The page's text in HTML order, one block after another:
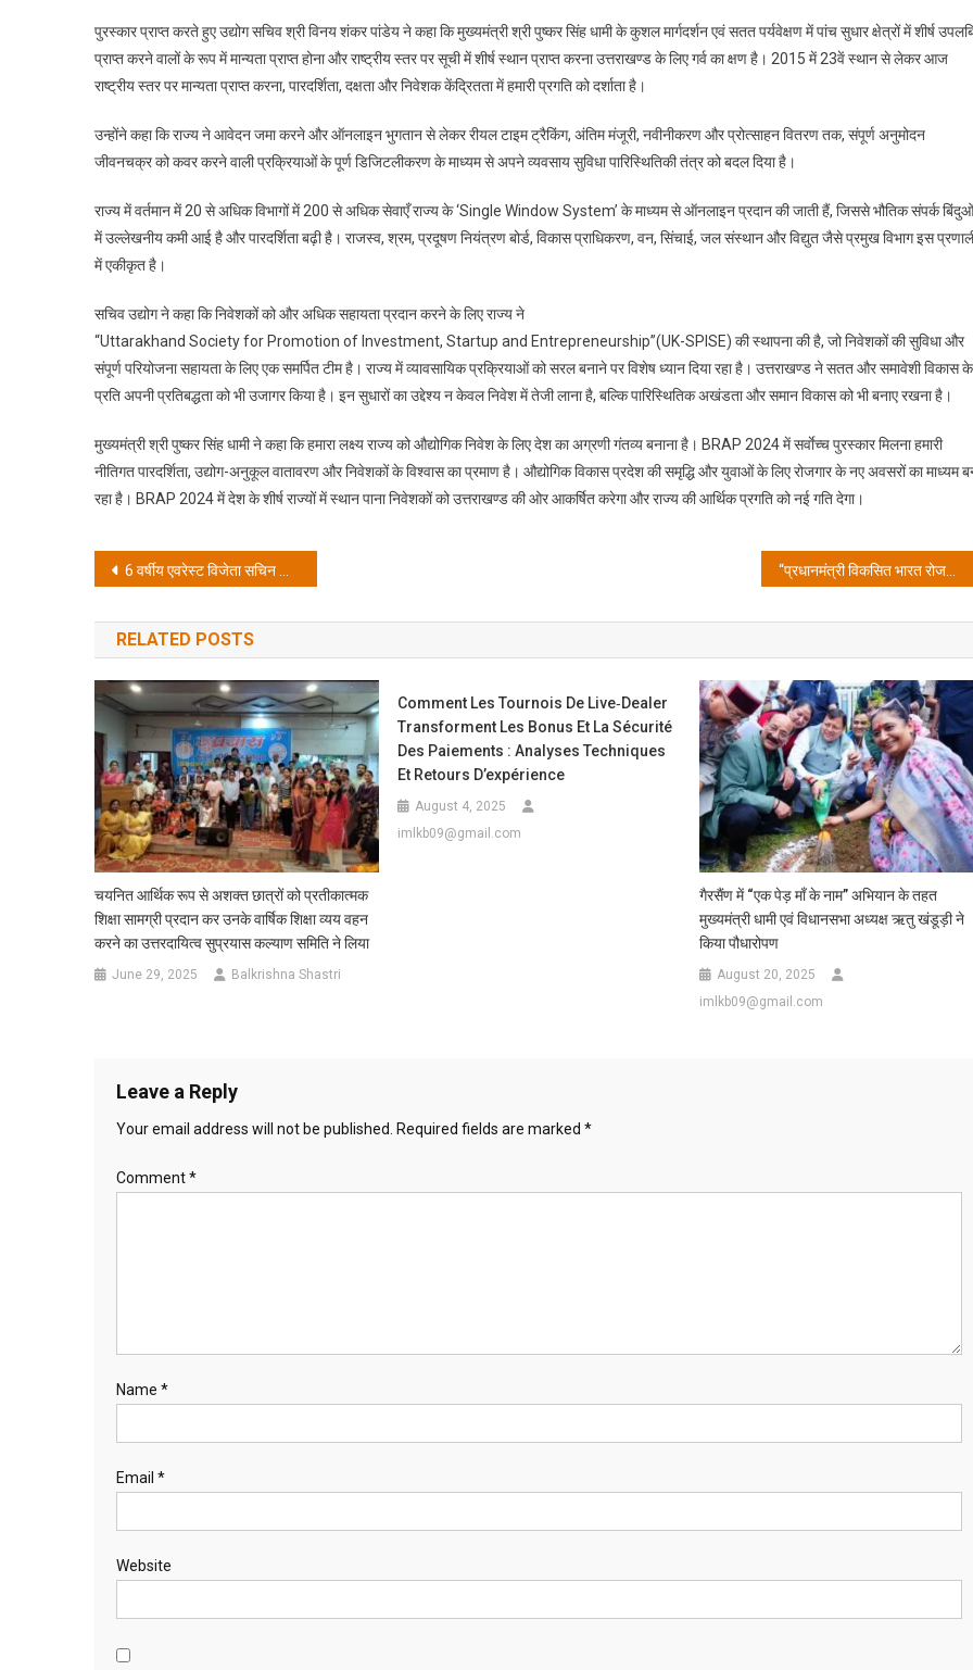
व्यवसाय
सुगमता
में
5
सुधार
में
सम्मानित।
पुरस्कार प्राप्त करते हुए उद्योग सचिव श्री विनय शंकर पांडेय ने कहा कि मुख्यमंत्री श्री पुष्कर सिंह धामी के कुशल मार्गदर्शन एवं सतत पर्यवेक्षण में पांच सुधार क्षेत्रों में शीर्ष
प्राप्त करने वालों के रूप में मान्यता प्राप्त होना और राष्ट्रीय स्तर पर सूची में शीर्ष स्थान प्राप्त करना उत्तराखण्ड के लिए गर्व का क्षण है। 2015 में 23वें स्थान से लेकर आज
राष्ट्रीय स्तर पर मान्यता प्राप्त करना, पारदर्शिता, दक्षता और निवेशक केंद्रितता में हमारी प्रगति को दर्शाता है।
उन्होंने कहा कि राज्य ने आवेदन जमा करने और ऑनलाइन भुगतान से लेकर रीयल टाइम ट्रैकिंग, अंतिम मंजूरी, नवीनीकरण और प्रोत्साहन वितरण तक, संपूर्ण अनुमोदन
जीवनचक्र को कवर करने वाली प्रक्रियाओं के पूर्ण डिजिटलीकरण के माध्यम से अपने व्यवसाय सुविधा पारिस्थितिकी तंत्र को बदल दिया है।
राज्य में वर्तमान में 20 से अधिक विभागों में 200 से अधिक सेवाएँ राज्य के ‘Single Window System’ के माध्यम से ऑनलाइन प्रदान की जाती हैं, जिससे भौतिक संपर्क बिंदुओं
में उल्लेखनीय कमी आई है और पारदर्शिता बढ़ी है। राजस्व, श्रम, प्रदूषण नियंत्रण बोर्ड, विकास प्राधिकरण, वन, सिंचाई, जल संस्थान और विद्युत जैसे प्रमुख विभाग इस
में एकीकृत है।
सचिव उद्योग ने कहा कि निवेशकों को और अधिक सहायता प्रदान करने के लिए राज्य ने
“Uttarakhand Society for Promotion of Investment, Startup and Entrepreneurship”(UK-SPISE) की स्थापना की है, जो निवेशकों की सुविधा और
संपूर्ण परियोजना सहायता के लिए एक समर्पित टीम है। राज्य में व्यावसायिक प्रक्रियाओं को सरल बनाने पर विशेष ध्यान दिया रहा है। उत्तराखण्ड ने सतत और समावेशी विकास के
प्रति अपनी प्रतिबद्धता को भी उजागर किया है। इन सुधारों का उद्देश्य न केवल निवेश में तेजी लाना है, बल्कि पारिस्थितिक अखंडता और समान विकास को भी बनाए रखना है।
मुख्यमंत्री श्री पुष्कर सिंह धामी ने कहा कि हमारा लक्ष्य राज्य को औद्योगिक निवेश के लिए देश का अग्रणी गंतव्य बनाना है। BRAP 2024 में सर्वाेच्च पुरस्कार मिलना हमारी
नीतिगत पारदर्शिता, उद्योग-अनुकूल वातावरण और निवेशकों के विश्वास का प्रमाण है। औद्योगिक विकास प्रदेश की समृद्धि और युवाओं के लिए रोजगार के नए अवसरों का माध्यम
रहा है। BRAP 2024 में देश के शीर्ष राज्यों में स्थान पाना निवेशकों को उत्तराखण्ड की ओर आकर्षित करेगा और राज्य की आर्थिक प्रगति को नई गति देगा।
Post
navigation
6 वर्षीय एवरेस्ट विजेता सचिन कुमार ने मुख्यमंत्री श्री धामी से की भेंट; मुख्यमंत्री ने कहा- यह साहस, दृढ़ निश्चय और परिश्रम का अद्भुत उदाहरण है
RELATED POSTS
चयनित आर्थिक रूप से अशक्त छात्रों को प्रतीकात्मक
शिक्षा सामग्री प्रदान कर उनके वार्षिक शिक्षा व्यय वहन
करने का उत्तरदायित्व सुप्रयास कल्याण समिति ने लिया
June 29, 2025 Balkrishna Shastri
Comment Les Tournois De Live‑dealer
Transforment Les Bonus Et La Sécurité
Des Paiements : Analyses Techniques
Et Retours D’expérience
August 4, 2025
imlkb09@gmail.com
गैरसैंण में “एक पेड़ माँ के नाम” अभियान के तहत
मुख्यमंत्री धामी एवं विधानसभा अध्यक्ष ऋतु खंडूड़ी ने
किया पौधारोपण
August 20, 2025
imlkb09@gmail.com
Leave a Reply
Your email address will not be published. Required fields are marked *
Comment*
Name *
Email *
Website